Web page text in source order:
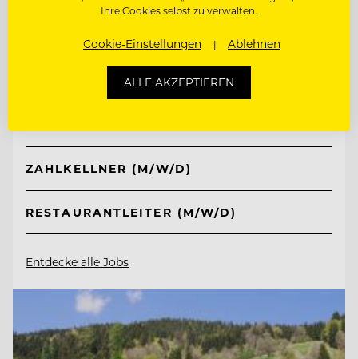
TOP ARBEITGEBER
Hotel Post Ischgl
ZAHLKELLNER (M/W/D)
RESTAURANTLEITER (M/W/D)
Entdecke alle Jobs
Ihre Cookies selbst zu verwalten.
Cookie-Einstellungen Ablehnen
ALLE AKZEPTIEREN